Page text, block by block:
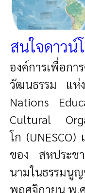
สนใจดาวน์
องค์การเพื่อก
วัฒนธรรม แห่
Nations
Cultural
โก
ของ สหประช
นามในธรรมนู
พฤศจิกายน พ.